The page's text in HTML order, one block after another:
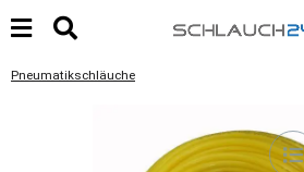
Pneumatikschläuche